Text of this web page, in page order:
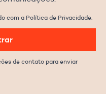
com a Política de Privacidade.
de contato para enviar